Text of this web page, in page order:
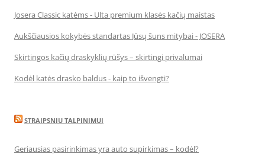
Josera Classic katėms - Ulta premium klasės kačių maistas
Aukščiausios kokybės standartas Jūsų šuns mitybai - JOSERA
Skirtingos kačių draskyklių rūšys – skirtingi privalumai
Kodėl katės drasko baldus - kaip to išvengti?
STRAIPSNIU TALPINIMUI
Geriausias pasirinkimas yra auto supirkimas – kodėl?